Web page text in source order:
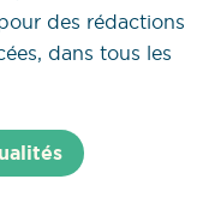
des rédactions
dans tous les